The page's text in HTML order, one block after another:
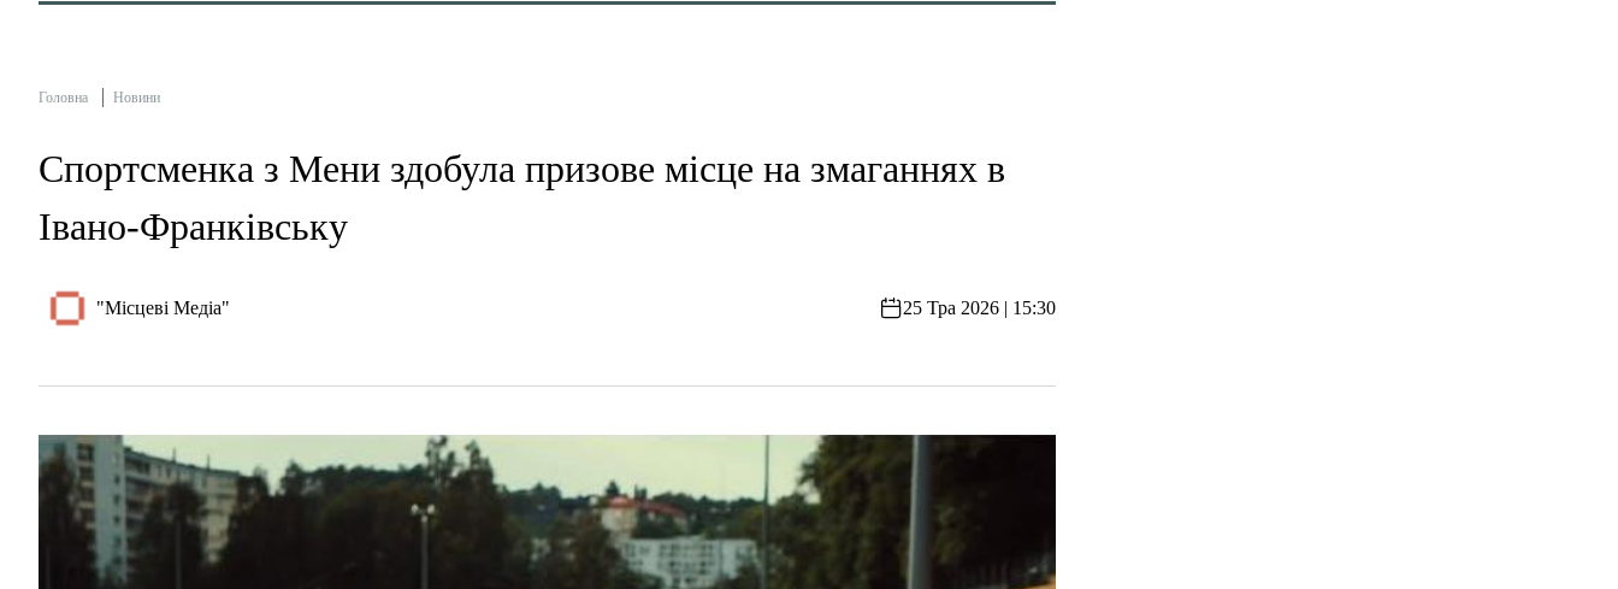
Головна Новини
Спортсменка з Мени здобула призове місце на змаганнях в
Івано-Франківську
"Місцеві Медіа" 25 Тра 2026 | 15:30